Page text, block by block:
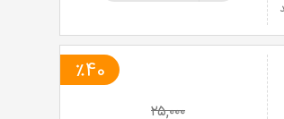
٪40
۲۵,۰۰۰